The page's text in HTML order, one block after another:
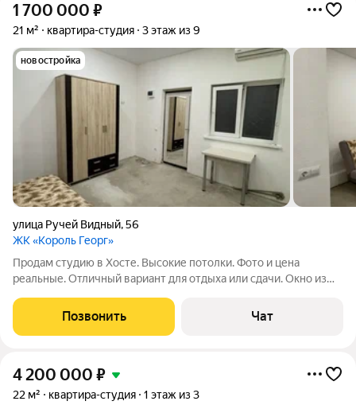
1 700 000 ₽
21 м² квартира-студия 3 этаж из 9
новостройка
улица Ручей Видный,56
ЖК «Король Георг»
Продам студию в Хосте. Высокие потолки. Фото и цена
реальные. Отличный вариант для отдыха или сдачи. Окно из
инфраструктура рядом, все в пешей доступности: остановка,
магазины, школа, садик
Позвонить Чат
4 200 000 ₽
22 м² квартира-студия 1 этаж из 3